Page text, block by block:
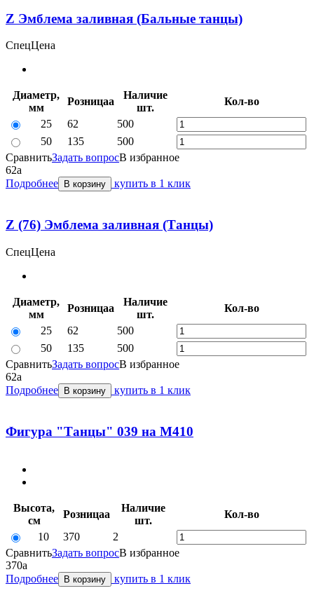
Z Эмблема заливная (Бальные танцы)
СпецЦена
Диаметр,
мм
Розницаa
Наличие
шт.
Кол-во
25
62
500
50
135
500
СравнитьЗадать вопросВ избранное
62a
Подробнее
В корзину купить в 1 клик
Z (76) Эмблема заливная (Танцы)
СпецЦена
Диаметр,
мм
Розницаa
Наличие
шт.
Кол-во
25
62
500
50
135
500
СравнитьЗадать вопросВ избранное
62a
Подробнее
В корзину купить в 1 клик
Фигура "Танцы" 039 на М410
Высота,
см
Розницаa
Наличие
шт.
Кол-во
10
370
2
СравнитьЗадать вопросВ избранное
370a
Подробнее
В корзину купить в 1 клик